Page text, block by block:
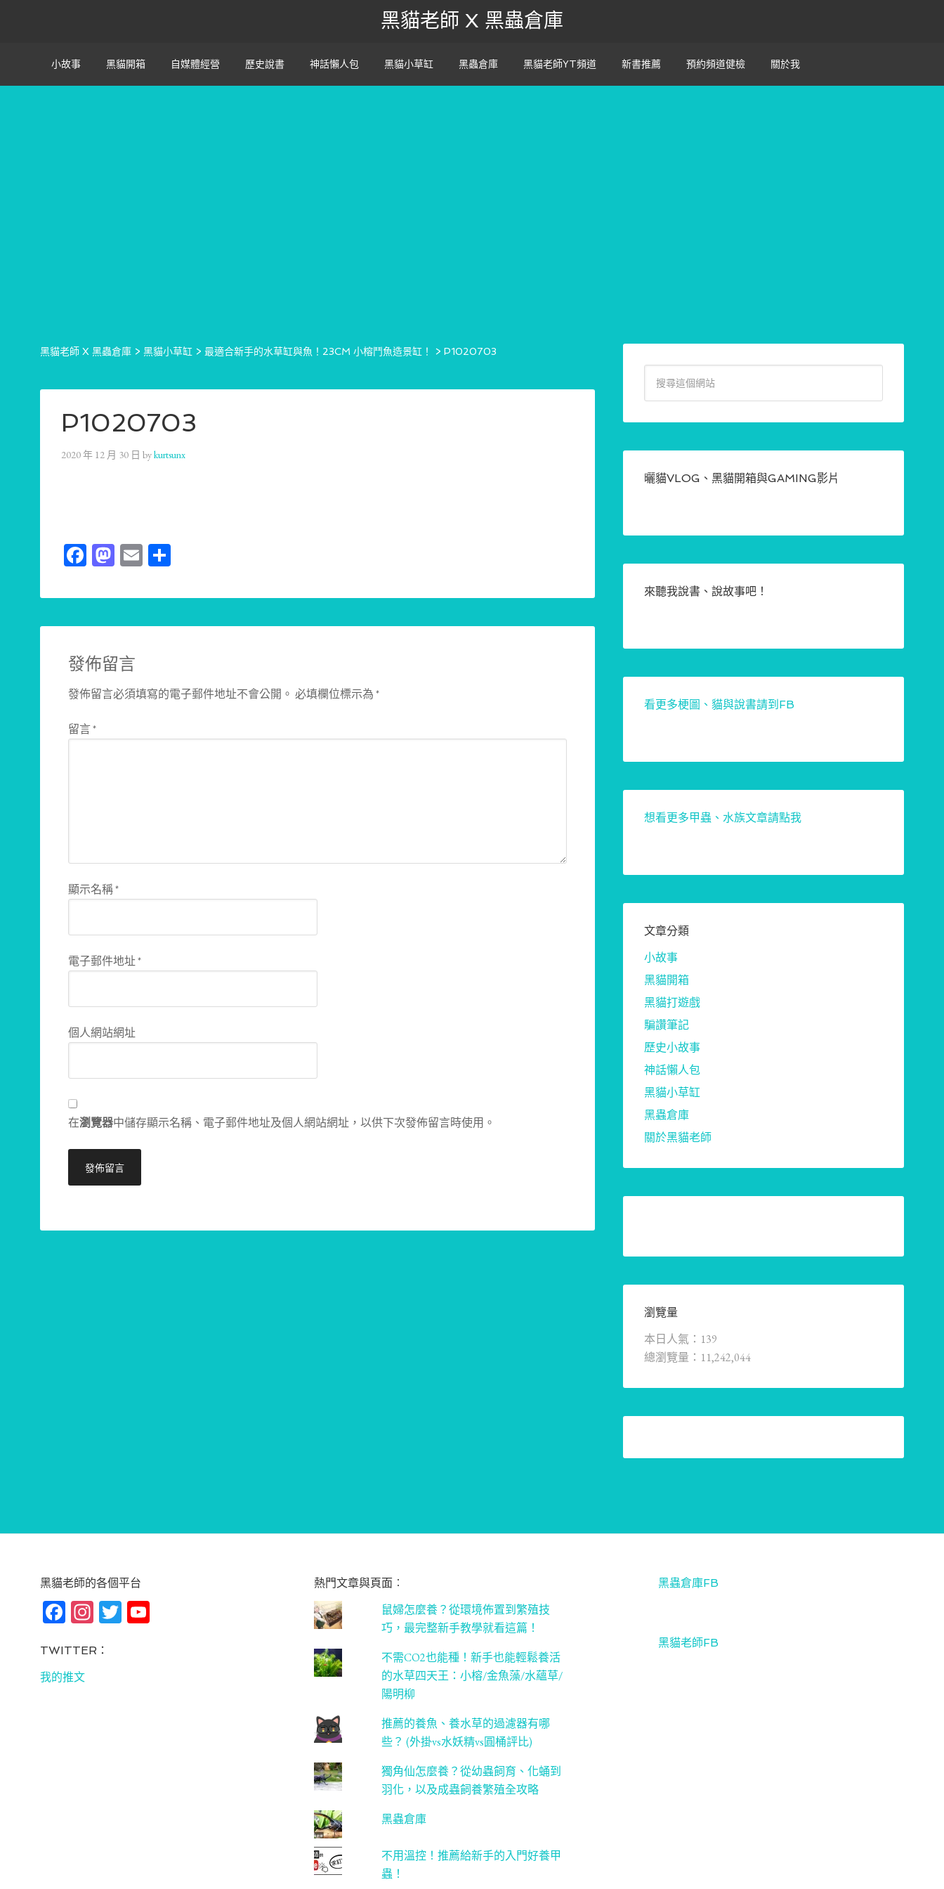
黑貓老師 X 黑蟲倉庫
小故事 黑貓開箱 自媒體經營 歷史說書 神話懶人包 黑貓小草缸 黑蟲倉庫 黑貓老師YT頻道 新書推薦 預約頻道健檢 關於我
黑貓老師 X 黑蟲倉庫 > 黑貓小草缸 > 最適合新手的水草缸與魚！23CM 小榕鬥魚造景缸！ > P1020703
P1020703
2020 年 12 月 30 日 bykurtsunx
Facebook
Mastodon
Email
發佈留言
發佈留言必須填寫的電子郵件地址不會公開。 必填欄位標示為*
留言*
顯示名稱*
電子郵件地址*
個人網站網址
在瀏覽器中儲存顯示名稱、電子郵件地址及個人網站網址，以供下次發佈留言時使用。
曬貓VLOG、黑貓開箱與GAMING影片
來聽我說書、說故事吧！
看更多梗圖、貓與說書請到FB
想看更多甲蟲、水族文章請點我
文章分類
小故事
黑貓開箱
黑貓打遊戲
騙讚筆記
歷史小故事
神話懶人包
黑貓小草缸
黑蟲倉庫
關於黑貓老師
瀏覽量
本日人氣：139
總瀏覽量：11,242,044
黑貓老師的各個平台
Fa
bo
ok
In
ag
T
TWITTER：
我的推文
熱門文章與頁面︰
鼠婦怎麼養？從環境佈置到繁殖技
巧，最完整新手教學就看這篇！
不需CO2也能種！新手也能輕鬆養活
的水草四天王：小榕/金魚藻/水蘊草/
陽明柳
推薦的養魚、養水草的過濾器有哪
些？ (外掛vs水妖精vs圓桶評比)
獨角仙怎麼養？從幼蟲飼育、化蛹到
羽化，以及成蟲飼養繁殖全攻略
黑蟲倉庫
不用溫控！推薦給新手的入門好養甲
蟲！
黑蟲倉庫FB
黑貓老師FB